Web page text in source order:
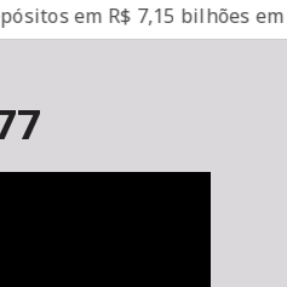
em R$ 7,15 bilhões em julho